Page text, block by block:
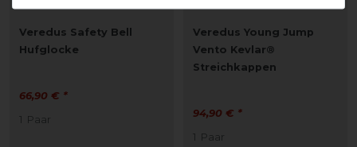
Veredus Safety Bell
Hufglocke
66,90 € *
1 Paar
Veredus Young Jump
Vento Kevlar®
Streichkappen
94,90 € *
1 Paar